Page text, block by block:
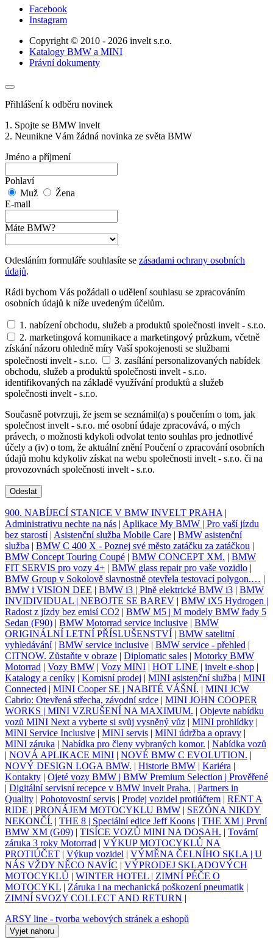
Facebook
Instagram
Copyright © 2010 - 2026 invelt s.r.o.
Katalogy BMW a MINI
Právní dokumenty
Přihlášení k odběru novinek
1. Spojte se BMW invelt
2. Neunikne Vám žádná novinka ze světa BMW
Jméno a příjmení
Pohlaví
Muž
Žena
E-mail
Máte BMW?
Odesláním formuláře souhlasíte se zásadami ochrany osobních
údajů.
Rádi bychom Vás požádali o udělení souhlasu se zpracováním
osobních údajů k níže uvedeným účelům.
1. nabízení obchodu, služeb a produktů společnosti invelt - s.r.o.
2. marketingová komunikace a marketingový průzkum, včetně
získání názoru ohledně míry Vaší spokojenosti se službami
společnosti invelt - s.r.o.
3. zasílání personalizovaných nabídek
obchodu, služeb a produktů společnosti invelt - s.r.o.
identifikovaných na základě využívání produktů a služeb
společnosti invelt - s.r.o.
Současně potvrzuji, že jsem se seznámil(a) s poučením o tom, jak
společnost invelt - s.r.o. mé osobní údaje zpracovává, o mých
právech, o možnosti kdykoli odvolat tento souhlas pro jednotlivé
účely a (iv) o tom, že aktuální znění Poučení o zpracování osobních
údajů mohu kdykoliv získat na webu společnosti invelt - s.r.o. či na
provozovnách společnosti invelt - s.r.o.
Odeslat
900. NABÍJECÍ STANICE V BMW INVELT PRAHA |
Administrativu nechte na nás | Aplikace My BMW | Pro vaší jízdu
bez starostí| Asistenční služba Mobile Care | BMW asistenční
služba | BMW C 400 X - Poznej své město zatáčku za zatáčkou |
BMW Concept Touring Coupé | BMW CONCEPT XM. | BMW
FIT SERVIS pro vozy 4+ | BMW glass repair pro vaše vozidlo |
BMW Group v Sokolově slavnostně otevřela testovací polygon.… |
BMW i VISION DEE | BMW i3 | Plně elektrické BMW i3 | BMW
INVIDIVIDUAL | NEBOJTE SE BAREV | BMW iX5 Hydrogen |
Radost z jízdy bez emisí CO2 | BMW M5 | M modely BMW řady 5
Sedan (F90) | BMW Motorrad service inclusive | BMW
ORIGINÁLNÍ LETNÍ PŘÍSLUŠENSTVÍ | BMW satelitní
vyhledávání| BMW service inclusive | BMW service - přehled |
CITNOW. Zůstaňte v obraze | Diplomatic sales | Motorky BMW
Motorrad | Vozy BMW | Vozy MINI | HOT LINE | invelt e-shop |
Katalogy a ceníky | Komisní prodej | MINI asistenční služba | MINI
Connected | MINI Cooper SE | NABITÉ VÁŠNÍ. | MINI JCW
Cabrio: Otevřená střecha, závodní srdce | MINI JOHN COOPER
WORKS | MINI VZRUŠENÍ NA MAXIMUM. | Objevte nabídku
vozů MINI Next a vyberte si svůj vysněný vůz | MINI prohlídky |
MINI Service Inclusive | MINI servis | MINI údržba a opravy |
MINI záruka | Nabídka pro členy vybraných komor. | Nabídka vozů
| NOVÁ APLIKACE MINI | NOVÉ BMW C EVOLUTION. |
NOVÝ DESIGN LOGA BMW. | Historie BMW | Kariéra |
Kontakty | Ojeté vozy BMW | BMW Premium Selection | Prověřené
| Digitální servisní recepce v BMW invelt Praha. | Partners in
Quality | Pohotovostní servis | Prodej vozidel protiúčtem | RENT A
RIDE | PRONÁJEM MOTOCYKLU BMW | SEZÓNA NIKDY
NEKONČÍ. | THE 8 | Speciální edice Jeff Koons | THE XM | První
BMW XM (G09) | TISÍCE VOZŮ MINI NA DOSAH. | Tovární
záruka 3 roky Motorrad | VÝKUP MOTOCYKLŮ NA
PROTIÚČET | Výkup vozidel | VÝMĚNA ČELNÍHO SKLA | U
NÁS VŽDY NĚCO NAVÍC | VÝPRODEJ SKLADOVÝCH
MOTOCYKLŮ | WINTER HOTEL | ZIMNÍ PÉČE O
MOTOCYKL | Záruka i na mechanická poškození pneumatik |
ZIMNÍ SVOZY COLLECT AND RETURN |
ARSY line - tvorba webových stránek a eshopů
Vyjet nahoru